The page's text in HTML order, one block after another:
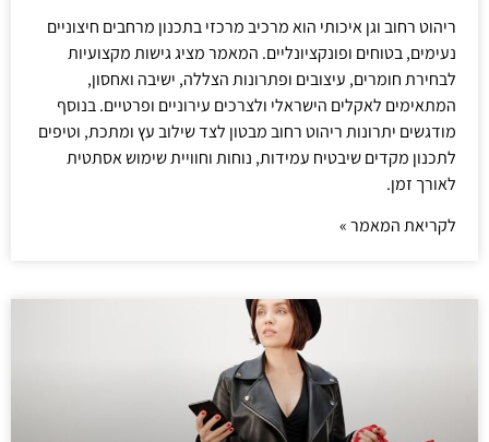
ריהוט רחוב וגן איכותי הוא מרכיב מרכזי בתכנון מרחבים חיצוניים
נעימים, בטוחים ופונקציונליים. המאמר מציג גישות מקצועיות
לבחירת חומרים, עיצובים ופתרונות הצללה, ישיבה ואחסון,
המתאימים לאקלים הישראלי ולצרכים עירוניים ופרטיים. בנוסף
מודגשים יתרונות ריהוט רחוב מבטון לצד שילוב עץ ומתכת, וטיפים
לתכנון מקדים שיבטיח עמידות, נוחות וחוויית שימוש אסתטית
לאורך זמן.
לקריאת המאמר »